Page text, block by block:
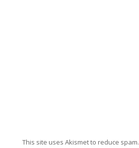
This site uses Akismet to reduce spam.